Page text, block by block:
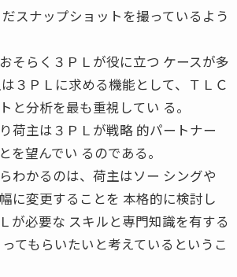
スナップショットを撮っているよう
そらく３ＰＬが役に立つ ケースが多
３ＰＬに求める機能として、ＴＬＣ
と分析を最も重視してい る。
荷主は３ＰＬが戦略 的パートナー
を望んでい るのである。
わかるのは、荷主はソー シングや
に変更することを 本格的に検討し
が必要な スキルと専門知識を有する
てもらいたいと考えているというこ